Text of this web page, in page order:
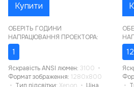
Купити
ОБЕРІТЬ ГОДИНИ
НАПРАЦЮВАННЯ ПРОЕКТОРА:
1
Яскравість ANSI люмен 3100
Формат зображення 1280x800